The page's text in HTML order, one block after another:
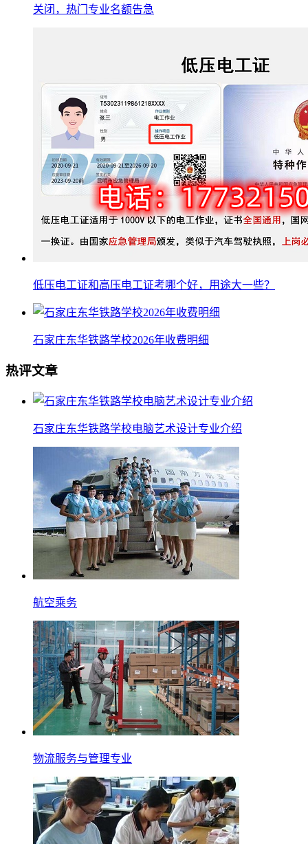
关闭，热门专业名额告急
低压电工证和高压电工证考哪个好，用途大一些？
石家庄东华铁路学校2026年收费明细
热评文章
石家庄东华铁路学校电脑艺术设计专业介绍
航空乘务
物流服务与管理专业